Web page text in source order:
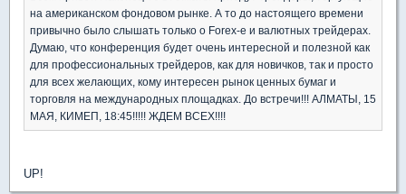
на американском фондовом рынке. А то до настоящего времени
привычно было слышать только о Forex-e и валютных трейдерах.
Думаю, что конференция будет очень интересной и полезной как
для профессиональных трейдеров, как для новичков, так и просто
для всех желающих, кому интересен рынок ценных бумаг и
торговля на международных площадках. До встречи!!! АЛМАТЫ, 15
МАЯ, КИМЕП, 18:45!!!!! ЖДЕМ ВСЕХ!!!!
UP!